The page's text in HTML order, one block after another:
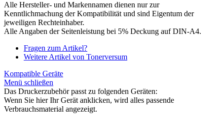
Alle Hersteller- und Markennamen dienen nur zur
Kenntlichmachung der Kompatibilität und sind Eigentum der
jeweiligen Rechteinhaber.
Alle Angaben der Seitenleistung bei 5% Deckung auf DIN-A4.
Fragen zum Artikel?
Weitere Artikel von Tonerversum
Kompatible Geräte
Menü schließen
Das Druckerzubehör passt zu folgenden Geräten:
Wenn Sie hier Ihr Gerät anklicken, wird alles passende
Verbrauchsmaterial angezeigt.